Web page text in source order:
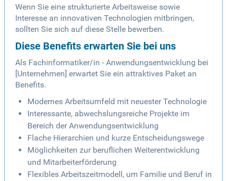
Wenn Sie eine strukturierte Arbeitsweise sowie
Interesse an innovativen Technologien mitbringen,
sollten Sie sich auf diese Stelle bewerben.
Diese Benefits erwarten Sie bei uns
Als Fachinformatiker/in - Anwendungsentwicklung bei
[Unternehmen] erwartet Sie ein attraktives Paket an
Benefits.
Modernes Arbeitsumfeld mit neuester Technologie
Interessante, abwechslungsreiche Projekte im
Bereich der Anwendungsentwicklung
Flache Hierarchien und kurze Entscheidungswege
Möglichkeiten zur beruflichen Weiterentwicklung
und Mitarbeiterförderung
Flexibles Arbeitszeitmodell, um Familie und Beruf in